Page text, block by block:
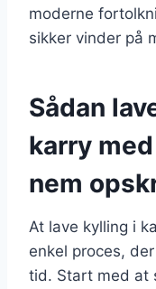
moderne
sikker vinder på
Sådan
karry
nem
At lave kylling i
enkel proces,
tid. Start med at